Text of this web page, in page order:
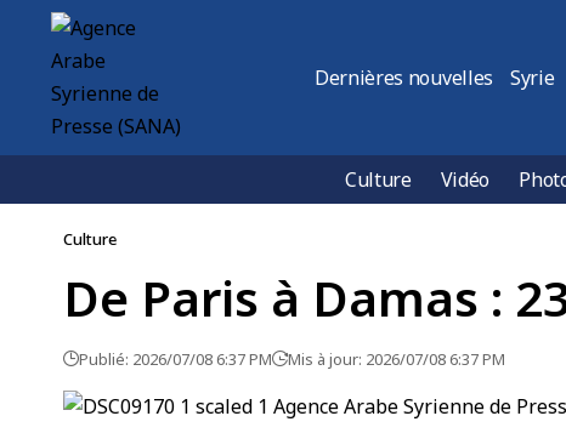
Dernières nouvelles Syrie
Culture Vidéo
Culture
De Paris à Damas :
Publié: 2026/07/08 6:37 PM Mis à jour: 2026/07/08 6:37 PM